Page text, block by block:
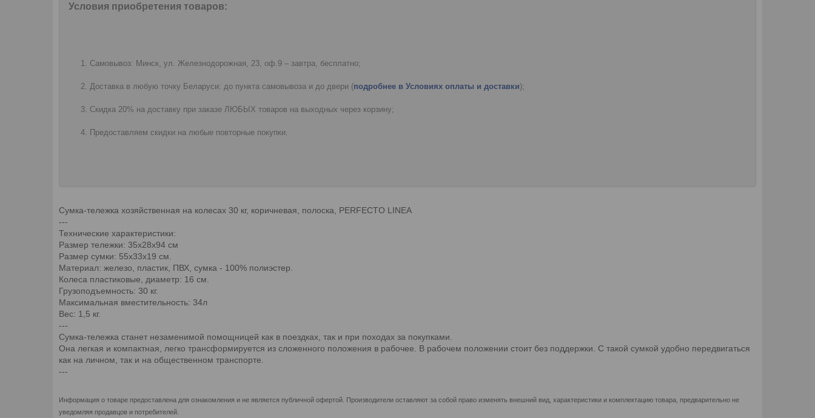
Условия приобретения товаров:
Самовывоз: Минск, ул. Железнодорожная, 23, оф.9 – завтра, бесплатно;
Доставка в любую точку Беларуси: до пункта самовывоза и до двери (подробнее в Условиях оплаты и доставки);
Скидка 20% на доставку при заказе ЛЮБЫХ товаров на выходных через корзину;
Предоставляем скидки на любые повторные покупки.
Сумка-тележка хозяйственная на колесах 30 кг, коричневая, полоска, PERFECTO LINEA
---
Технические характеристики:
Размер тележки: 35х28х94 см
Размер сумки: 55х33х19 см.
Материал: железо, пластик, ПВХ, сумка - 100% полиэстер.
Колеса пластиковые, диаметр: 16 см.
Грузоподъемность: 30 кг.
Максимальная вместительность: 34л
Вес: 1,5 кг.
---
Сумка-тележка станет незаменимой помощницей как в поездках, так и при походах за покупками.
Она легкая и компактная, легко трансформируется из сложенного положения в рабочее. В рабочем положении стоит без поддержки. С такой сумкой удобно передвигаться
как на личном, так и на общественном транспорте.
---
Информация о товаре предоставлена для ознакомления и не является публичной офертой. Производители оставляют за собой право изменять внешний вид, характеристики и комплектацию товара, предварительно не
уведомляя продавцов и потребителей.